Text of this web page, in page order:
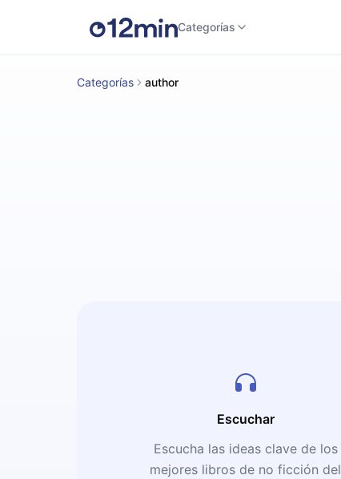
Categorías
Categorías author
Escuchar
Escucha las ideas clave de los
mejores libros de no ficción del